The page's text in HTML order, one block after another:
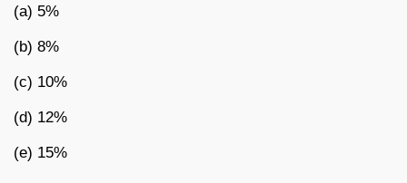
(a) 5%
(b) 8%
(c) 10%
(d) 12%
(e) 15%